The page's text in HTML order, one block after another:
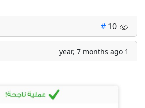
#
1 year, 7 months ago